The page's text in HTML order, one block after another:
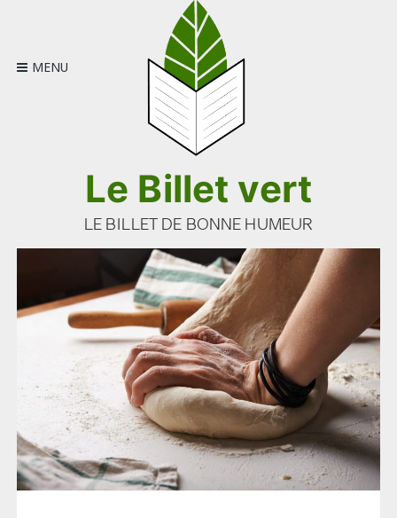
Le Billet vert
LE BILLET DE BONNE HUMEUR
MENU